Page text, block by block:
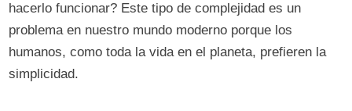
hacerlo funcionar? Este tipo de complejidad es un
problema en nuestro mundo moderno porque los
humanos, como toda la vida en el planeta, prefieren la
simplicidad.